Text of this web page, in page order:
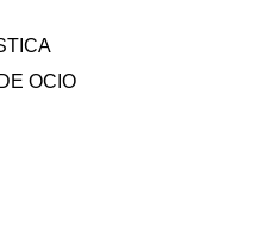
OCIO